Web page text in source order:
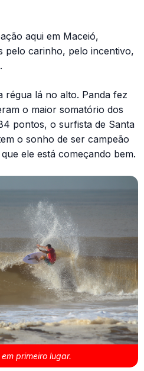
aqui em Maceió,
pelo carinho, pelo incentivo,
régua lá no alto. Panda fez
o maior somatório dos
pontos, o surfista de Santa
o sonho de ser campeão
ele está começando bem.
primeiro lugar.